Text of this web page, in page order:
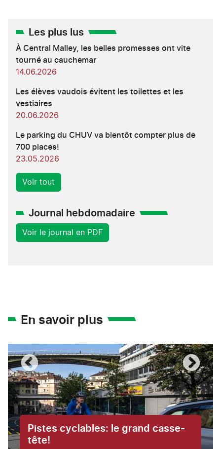
Les plus lus
À Central Malley, les belles promesses ont vite
tourné au cauchemar
14.06.2026
Les élèves vaudois évitent les toilettes et les
vestiaires
20.06.2026
Le parking du CHUV va bientôt compter plus de
700 places!
23.05.2026
Voir tout
Journal hebdomadaire
Voir le journal en PDF
En savoir plus
Pistes cyclables: le grand casse-
tête!